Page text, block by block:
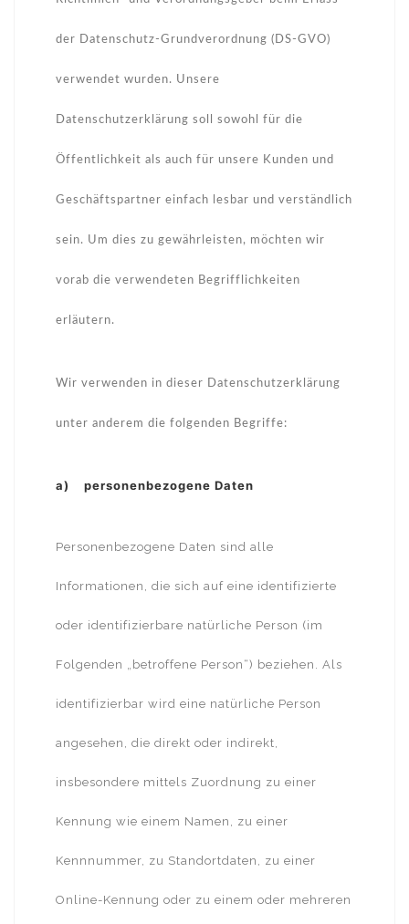
der Datenschutz-Grundverordnung (DS-GVO)
verwendet wurden. Unsere
Datenschutzerklärung soll sowohl für die
Öffentlichkeit als auch für unsere Kunden und
Geschäftspartner einfach lesbar und verständlich
sein. Um dies zu gewährleisten, möchten wir
vorab die verwendeten Begrifflichkeiten
erläutern.
Wir verwenden in dieser Datenschutzerklärung
unter anderem die folgenden Begriffe:
a) personenbezogene Daten
Personenbezogene Daten sind alle
Informationen, die sich auf eine identifizierte
oder identifizierbare natürliche Person (im
Folgenden „betroffene Person“) beziehen. Als
identifizierbar wird eine natürliche Person
angesehen, die direkt oder indirekt,
insbesondere mittels Zuordnung zu einer
Kennung wie einem Namen, zu einer
Kennnummer, zu Standortdaten, zu einer
Online-Kennung oder zu einem oder mehreren